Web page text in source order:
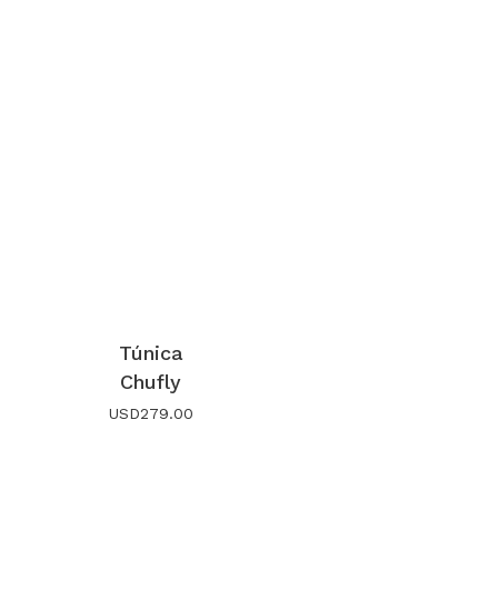
Túnica
Chufly
USD279.00